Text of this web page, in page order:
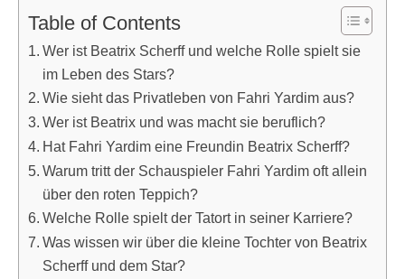
Table of Contents
Wer ist Beatrix Scherff und welche Rolle spielt sie
im Leben des Stars?
Wie sieht das Privatleben von Fahri Yardim aus?
Wer ist Beatrix und was macht sie beruflich?
Hat Fahri Yardim eine Freundin Beatrix Scherff?
Warum tritt der Schauspieler Fahri Yardim oft allein
über den roten Teppich?
Welche Rolle spielt der Tatort in seiner Karriere?
Was wissen wir über die kleine Tochter von Beatrix
Scherff und dem Star?